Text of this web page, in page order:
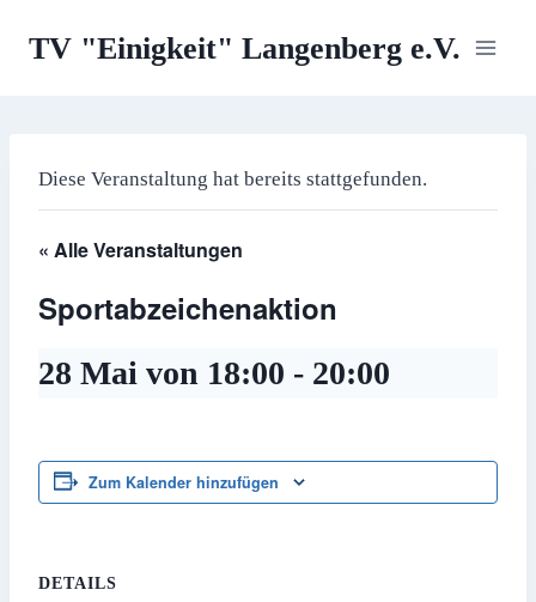
InhaltTV "Einigkeit" Langenberg e.V.
Diese Veranstaltung hat bereits stattgefunden.
« Alle Veranstaltungen
Sportabzeichenaktion
28 Mai von 18:00 - 20:00
Zum Kalender hinzufügen
DETAILS